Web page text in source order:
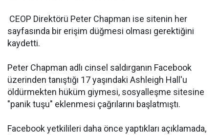
CEOP Direktörü Peter Chapman ise sitenin her
sayfasında bir erişim düğmesi olması gerektiğini
kaydetti.
Peter Chapman adlı cinsel saldırganın Facebook
üzerinden tanıştığı 17 yaşındaki Ashleigh Hall'u
öldürmekten hüküm giymesi, sosyalleşme sitesine
"panik tuşu" eklenmesi çağrılarını başlatmıştı.
Facebook yetkilileri daha önce yaptıkları açıklamada,